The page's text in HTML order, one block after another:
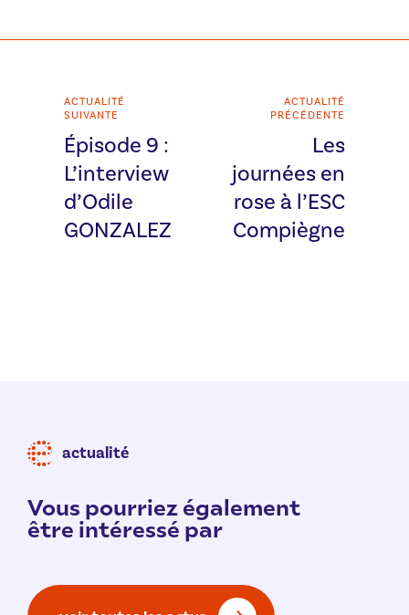
ACTUALITÉ
SUIVANTE
Épisode 9 :
L’interview
d’Odile
GONZALEZ
ACTUALITÉ
PRÉCÉDENTE
Les
journées en
rose à l’ESC
Compiègne
actualité
Vous pourriez également
être intéressé par